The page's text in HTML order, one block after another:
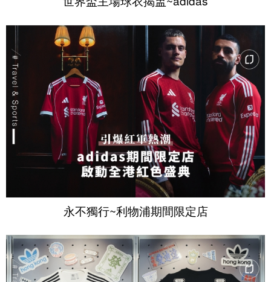
永不獨行~利物浦期間限定店